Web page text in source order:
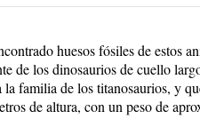
huesos fósiles de estos
de los dinosaurios de cuello
la familia de los titanosaurios, y
de altura, con un peso de